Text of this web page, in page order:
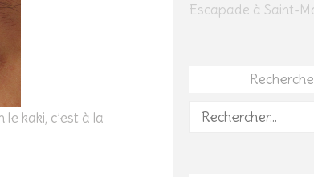
kaki, c’est à la
Recherche
Rechercher :